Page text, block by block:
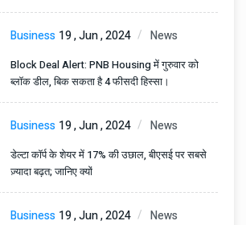
Business 19 , Jun , 2024 News
Block Deal Alert: PNB Housing में गुरुवार को
ब्लॉक डील, बिक सकता है 4 फीसदी हिस्सा।
Business 19 , Jun , 2024 News
डेल्टा कॉर्प के शेयर में 17% की उछाल, बीएसई पर सबसे
ज़्यादा बढ़त; जानिए क्यों
Business 19 , Jun , 2024 News